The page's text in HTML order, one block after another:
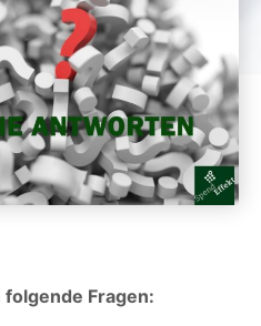
folgende Fragen: